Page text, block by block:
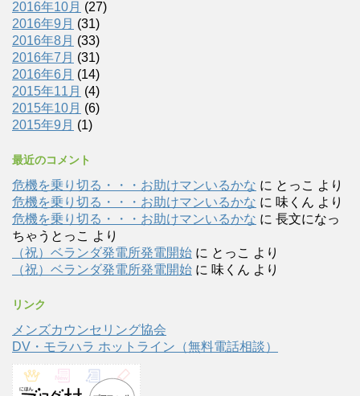
2016年10月 (27)
2016年9月 (31)
2016年8月 (33)
2016年7月 (31)
2016年6月 (14)
2015年11月 (4)
2015年10月 (6)
2015年9月 (1)
最近のコメント
危機を乗り切る・・・お助けマンいるかな に とっこ より
危機を乗り切る・・・お助けマンいるかな に 味くん より
危機を乗り切る・・・お助けマンいるかな に 長文になっ
ちゃうとっこ より
（祝）ベランダ発電所発電開始 に とっこ より
（祝）ベランダ発電所発電開始 に 味くん より
リンク
メンズカウンセリング協会
DV・モラハラ ホットライン（無料電話相談）